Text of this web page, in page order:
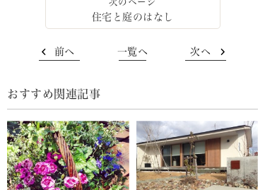
住宅と庭のはなし
前へ 一覧へ 次へ
おすすめ関連記事